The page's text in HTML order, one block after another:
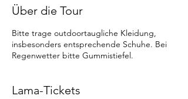
Über die Tour
Bitte trage outdoortaugliche Kleidung,
insbesonders entsprechende Schuhe. Bei
Regenwetter bitte Gummistiefel.
Lama-Tickets